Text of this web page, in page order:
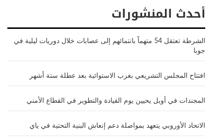
أحدث المنشورات
الشرطة تعتقل 54 متهماً بانتمائهم إلى عصابات خلال دوريات ليلية في
جوبا
افتتاح المجلس التشريعي بغرب الاستوائية بعد عطلة ستة أشهر
المجندات في أويل يحيين يوم القيادة والتطوير في القطاع الأمني
الاتحاد الأوروبي يتعهد بمواصلة دعم إنعاش البنية التحتية في ياي